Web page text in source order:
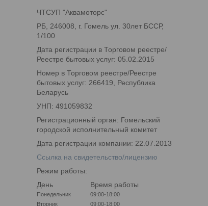
ЧТСУП "Аквамоторс"
РБ, 246008, г. Гомель ул. 30лет БССР,
1/100
Дата регистрации в Торговом реестре/
Реестре бытовых услуг: 05.02.2015
Номер в Торговом реестре/Реестре
бытовых услуг: 266419, Республика
Беларусь
УНП: 491059832
Регистрационный орган: Гомельский
городской исполнительный комитет
Дата регистрации компании: 22.07.2013
Ссылка на свидетельство/лицензию
Режим работы:
День
Время работы
Понедельник
09:00-18:00
Вторник
09:00-18:00